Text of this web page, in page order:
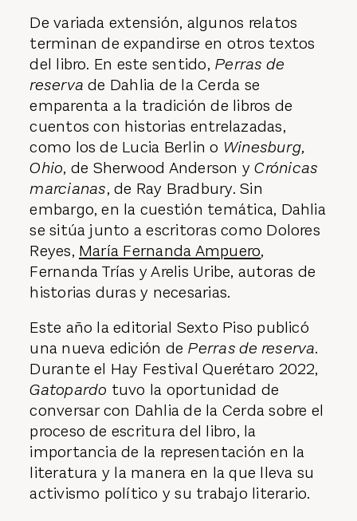
De variada extensión, algunos relatos
terminan de expandirse en otros textos
del libro. En este sentido, Perras de
reserva de Dahlia de la Cerda se
emparenta a la tradición de libros de
cuentos con historias entrelazadas,
como los de Lucia Berlin o Winesburg,
Ohio, de Sherwood Anderson yCrónicas
marcianas, de Ray Bradbury. Sin
embargo, en la cuestión temática, Dahlia
se sitúa junto a escritoras como Dolores
Reyes, María Fernanda Ampuero,
Fernanda Trías y Arelis Uribe, autoras de
historias duras y necesarias.
Este año la editorial Sexto Piso publicó
una nueva edición de Perras de reserva.
Durante el Hay Festival Querétaro 2022,
Gatopardo tuvo la oportunidad de
conversar con Dahlia de la Cerda sobre el
proceso de escritura del libro, la
importancia de la representación en la
literatura y la manera en la que lleva su
activismo político y su trabajo literario.